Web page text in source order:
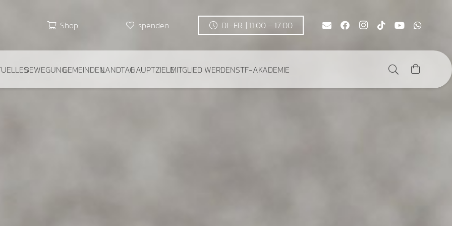
Shop spenden DI.-FR. | 11.00 – 17.00
BEWEGUNGGEMEINDENLANDTAGHAUPTZIELEMITGLIED WERDENSTF-AKADEMIE